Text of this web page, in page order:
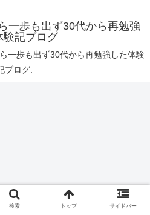
一歩も出ず30代から再勉強
験記ブログ
一歩も出ず30代から再勉強した体験
ブログ.
検索 トップ サイドバー